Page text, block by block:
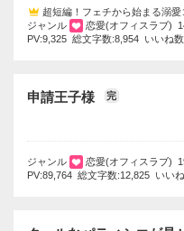
超短編！フェチから始まる溺
ジャンル
恋愛(オフィスラブ)
PV:9,325 総文字数:8,954 いいね
申請王子様 完
ジャンル
恋愛(オフィスラブ)
PV:89,764 総文字数:12,825 いい